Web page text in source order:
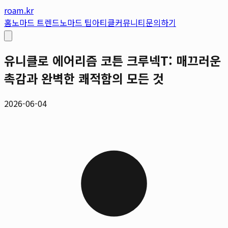
roam.kr
홈노마드 트렌드노마드 팁아티클커뮤니티문의하기
유니클로 에어리즘 코튼 크루넥T: 매끄러운
촉감과 완벽한 쾌적함의 모든 것
2026-06-04